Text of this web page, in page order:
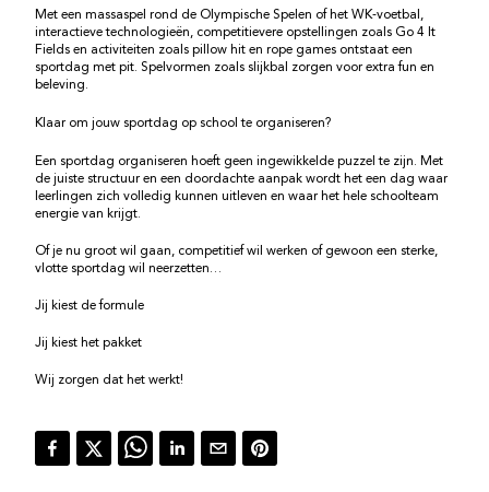
Met een massaspel rond de Olympische Spelen of het WK-voetbal,
interactieve technologieën, competitievere opstellingen zoals Go 4 It
Fields en activiteiten zoals pillow hit en rope games ontstaat een
sportdag met pit. Spelvormen zoals slijkbal zorgen voor extra fun en
beleving.
Klaar om jouw sportdag op school te organiseren?
Een sportdag organiseren hoeft geen ingewikkelde puzzel te zijn. Met
de juiste structuur en een doordachte aanpak wordt het een dag waar
leerlingen zich volledig kunnen uitleven en waar het hele schoolteam
energie van krijgt.
Of je nu groot wil gaan, competitief wil werken of gewoon een sterke,
vlotte sportdag wil neerzetten…
Jij kiest de formule
Jij kiest het pakket
Wij zorgen dat het werkt!